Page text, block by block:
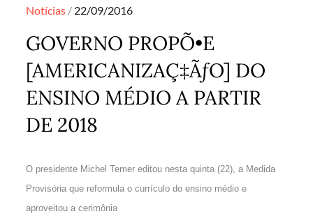
Notícias Posted
22/09/2016
GOVERNO PROPÕ•E
[AMERICANIZAÇ‡ÃƒO] DO
ENSINO MÉDIO A PARTIR
DE 2018
O presidente Michel Temer editou nesta quinta (22), a Medida
Provisória que reformula o currículo do ensino médio e
aproveitou a cerimônia